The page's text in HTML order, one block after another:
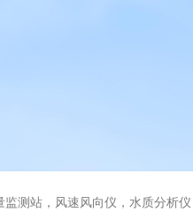
监测站，风速风向仪，水质分析